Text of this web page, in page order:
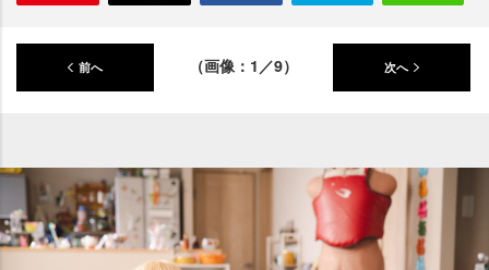
前へ （画像：1／9） 次へ